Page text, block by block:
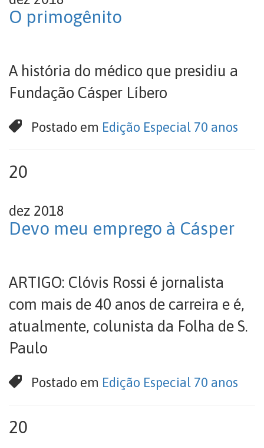
O primogênito
A história do médico que presidiu a
Fundação Cásper Líbero
Postado em Edição Especial 70 anos
20
dez 2018
Devo meu emprego à Cásper
ARTIGO: Clóvis Rossi é jornalista
com mais de 40 anos de carreira e é,
atualmente, colunista da Folha de S.
Paulo
Postado em Edição Especial 70 anos
20